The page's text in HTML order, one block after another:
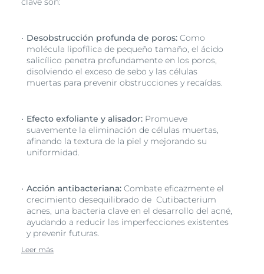
Desobstrucción profunda de poros: Como
molécula lipofílica de pequeño tamaño, el ácido
salicílico penetra profundamente en los poros,
disolviendo el exceso de sebo y las células
muertas para prevenir obstrucciones y recaídas.
Efecto exfoliante y alisador: Promueve
suavemente la eliminación de células muertas,
afinando la textura de la piel y mejorando su
uniformidad.
Acción antibacteriana: Combate eficazmente el
crecimiento desequilibrado de Cutibacterium
acnes, una bacteria clave en el desarrollo del acné,
ayudando a reducir las imperfecciones existentes
y prevenir futuras.
Leer más